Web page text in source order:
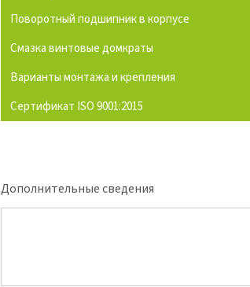
Поворотный подшипник в корпусе
Смазка винтовые домкраты
Варианты монтажа и крепления
Сертификат ISO 9001:2015
Дополнительные сведения